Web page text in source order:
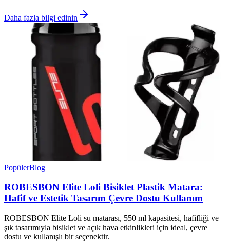
Daha fazla bilgi edinin
PopülerBlog
ROBESBON Elite Loli Bisiklet Plastik Matara:
Hafif ve Estetik Tasarım Çevre Dostu Kullanım
ROBESBON Elite Loli su matarası, 550 ml kapasitesi, hafifliği ve
şık tasarımıyla bisiklet ve açık hava etkinlikleri için ideal, çevre
dostu ve kullanışlı bir seçenektir.